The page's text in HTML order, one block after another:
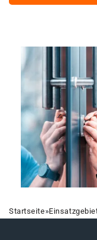
Startseite»